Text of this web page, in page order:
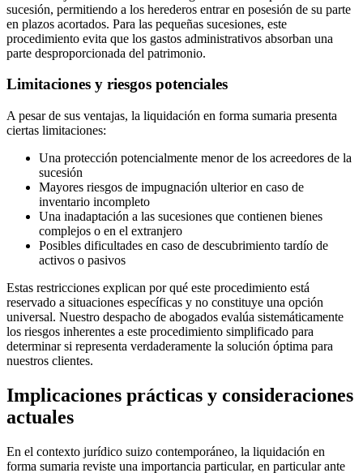
sucesión, permitiendo a los herederos entrar en posesión de su parte
en plazos acortados. Para las pequeñas sucesiones, este
procedimiento evita que los gastos administrativos absorban una
parte desproporcionada del patrimonio.
Limitaciones y riesgos potenciales
A pesar de sus ventajas, la liquidación en forma sumaria presenta
ciertas limitaciones:
Una protección potencialmente menor de los acreedores de la
sucesión
Mayores riesgos de impugnación ulterior en caso de
inventario incompleto
Una inadaptación a las sucesiones que contienen bienes
complejos o en el extranjero
Posibles dificultades en caso de descubrimiento tardío de
activos o pasivos
Estas restricciones explican por qué este procedimiento está
reservado a situaciones específicas y no constituye una opción
universal. Nuestro despacho de abogados evalúa sistemáticamente
los riesgos inherentes a este procedimiento simplificado para
determinar si representa verdaderamente la solución óptima para
nuestros clientes.
Implicaciones prácticas y consideraciones
actuales
En el contexto jurídico suizo contemporáneo, la liquidación en
forma sumaria reviste una importancia particular, en particular ante